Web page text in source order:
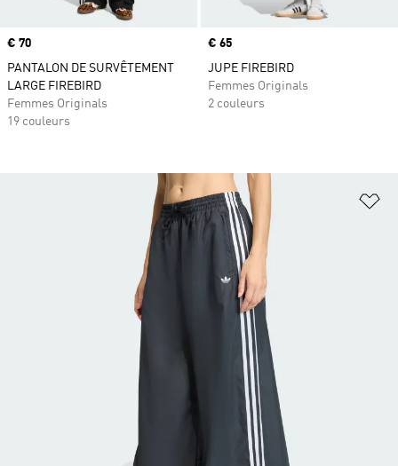
Prix
€ 70
PANTALON DE SURVÊTEMENT
LARGE FIREBIRD
Femmes Originals
19 couleurs
Prix
€ 65
JUPE FIREBIRD
Femmes Originals
2 couleurs